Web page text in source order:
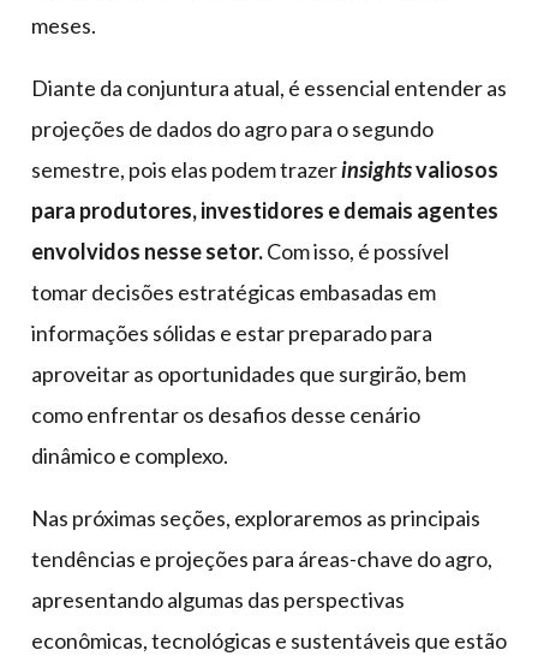
meses.
Diante da conjuntura atual, é essencial entender as
projeções de dados do agro para o segundo
semestre, pois elas podem trazerinsightsvaliosos
para produtores, investidores e demais agentes
envolvidos nesse setor.Com isso, é possível
tomar decisões estratégicas embasadas em
informações sólidas e estar preparado para
aproveitar as oportunidades que surgirão, bem
como enfrentar os desafios desse cenário
dinâmico e complexo.
Nas próximas seções, exploraremos as principais
tendências e projeções para áreas-chave do agro,
apresentando algumas das perspectivas
econômicas, tecnológicas e sustentáveis que estão